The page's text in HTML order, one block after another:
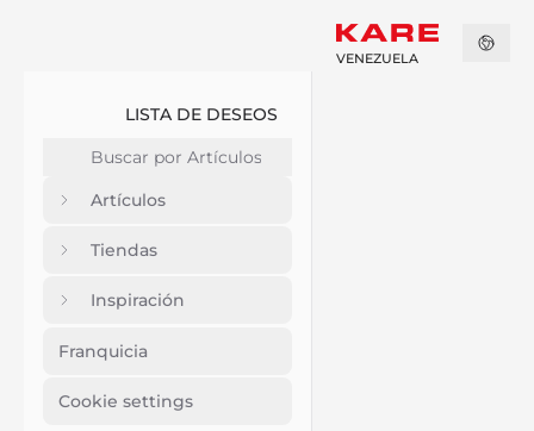
LISTA DE DESEOS
Artículos
Tiendas
Inspiración
Franquicia
Cookie settings
VENEZUELA